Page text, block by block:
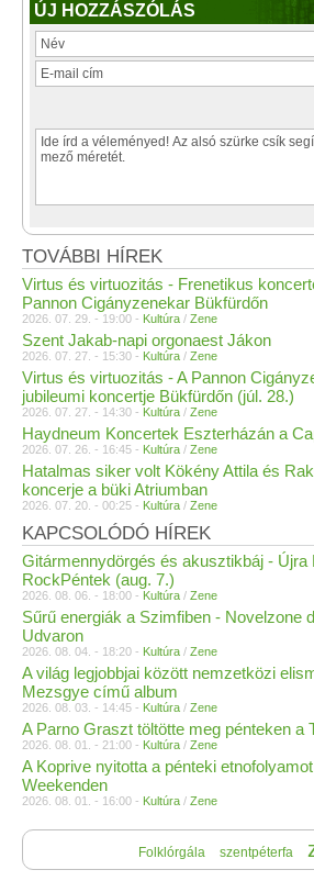
ÚJ HOZZÁSZÓLÁS
TOVÁBBI HÍREK
Virtus és virtuozitás - Frenetikus
Pannon Cigányzenekar Bükfürdőn
2026. 07. 29. - 19:00 - Kultúra / Zene
Szent Jakab-napi orgonaest Jákon
2026. 07. 27. - 15:30 - Kultúra / Zene
Virtus és virtuozitás - A Pannon
jubileumi koncertje Bükfürdőn (júl. 28.)
2026. 07. 27. - 14:30 - Kultúra / Zene
Haydneum Koncertek Eszterházán a
2026. 07. 26. - 16:45 - Kultúra / Zene
Hatalmas siker volt Kökény Attila és
koncerje a büki Atriumban
2026. 07. 20. - 00:25 - Kultúra / Zene
KAPCSOLÓDÓ HÍREK
Gitármennydörgés és akusztikbáj - Újra
RockPéntek (aug. 7.)
2026. 08. 06. - 18:00 - Kultúra / Zene
Sűrű energiák a Szimfiben - Novelzone
Udvaron
2026. 08. 04. - 18:20 - Kultúra / Zene
A világ legjobbjai között nemzetközi
Mezsgye című album
2026. 08. 03. - 14:45 - Kultúra / Zene
A Parno Graszt töltötte meg pénteken a
2026. 08. 01. - 21:00 - Kultúra / Zene
A Koprive nyitotta a pénteki
Weekenden
2026. 08. 01. - 16:00 - Kultúra / Zene
Folklórgála szentpéterfa